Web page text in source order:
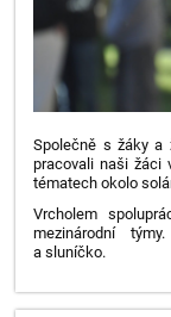
Společně s žáky a
pracovali naši žáci
tématech okolo
Vrcholem
mezinárodní
a sluníčko.